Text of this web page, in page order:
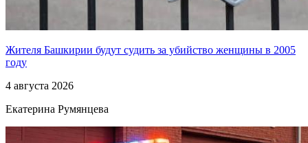
Жителя Башкирии будут судить за убийство женщины в 2005
году
4 августа 2026
Екатерина Румянцева